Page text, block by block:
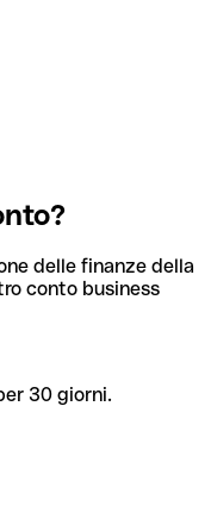
delle finanze della
conto business
30 giorni.